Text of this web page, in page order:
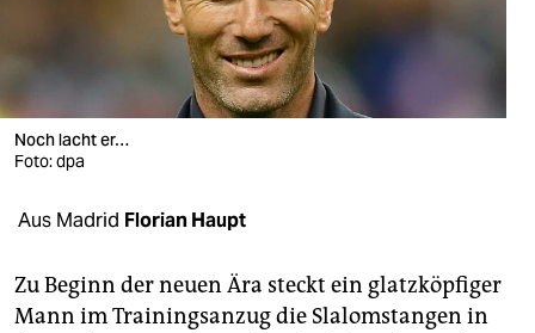
verlag
verlag
veranstaltungen
shop
unterstützen
Noch lacht er…
Foto: dpa
Aus Madrid Florian Haupt
Zu Beginn der neuen Ära steckt ein glatzköpfiger
Mann im Trainingsanzug die Slalomstangen in